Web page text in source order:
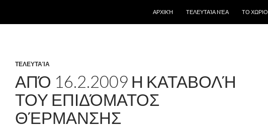
ΑΡΧΙΚΉ
ΤΕΛΕΥΤΑΊΑ NΈΑ ΤΟ ΧΩΡΙΟ
ΤΕΛΕΥΤΑΊΑ
ΑΠΌ 16.2.2009 Η ΚΑΤΑΒΟΛΉ
ΤΟΥ ΕΠΙΔΌΜΑΤΟΣ
ΘΈΡΜΑΝΣΗΣ